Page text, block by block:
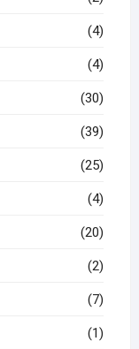
(4)
(4)
(30)
(39)
(25)
(4)
(20)
(2)
(7)
(1)